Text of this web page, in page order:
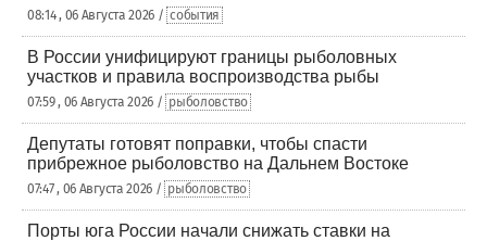
08:14 , 06 Августа 2026 / события
В России унифицируют границы рыболовных
участков и правила воспроизводства рыбы
07:59 , 06 Августа 2026 / рыболовство
Депутаты готовят поправки, чтобы спасти
прибрежное рыболовство на Дальнем Востоке
07:47 , 06 Августа 2026 / рыболовство
Порты юга России начали снижать ставки на